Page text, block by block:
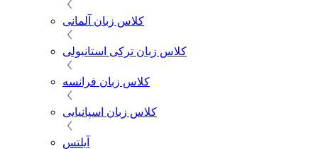
کلاس زبان آلمانی
کلاس زبان ترکی استانبولی
کلاس زبان فرانسه
کلاس زبان اسپانیایی
آیلتس